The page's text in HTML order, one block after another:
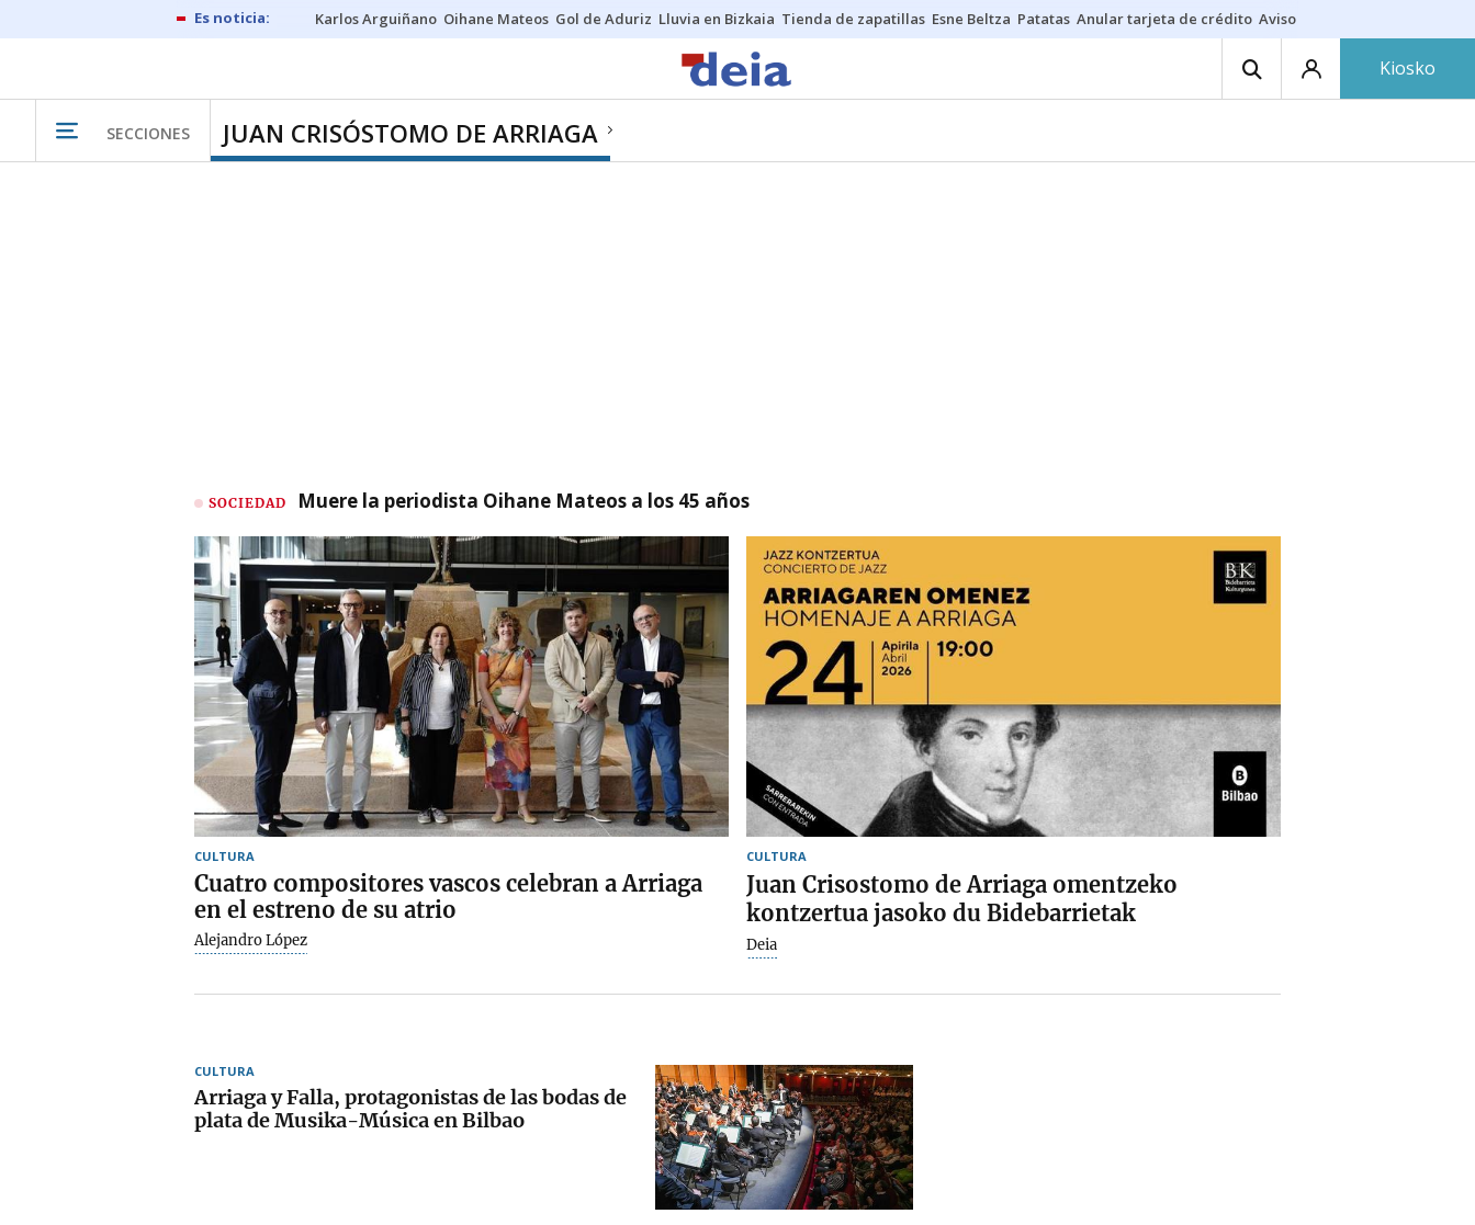
Karlos Arguiñano Oihane Mateos Gol de Aduriz Lluvia en Bizkaia Tienda de zapatillas Esne Beltza Patatas Anular tarjeta de crédito Aviso amarillo
Kiosko
SECCIONES JUAN CRISÓSTOMO DE ARRIAGA
SOCIEDAD Muere la periodista Oihane Mateos a los 45 años
CULTURA
Cuatro compositores vascos celebran a Arriaga
en el estreno de su atrio
Alejandro López
CULTURA
Juan Crisostomo de Arriaga omentzeko
kontzertua jasoko du Bidebarrietak
Deia
CULTURA
Arriaga y Falla, protagonistas de las bodas de
plata de Musika-Música en Bilbao